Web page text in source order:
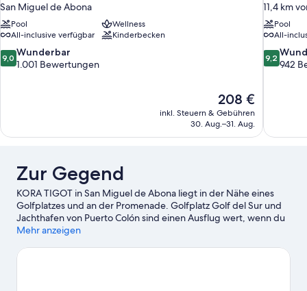
San Miguel de Abona
Pool
Wellness
All-inclusive verfügbar
Kinderbecken
9.0
von
9,0 Wunderbar
1.001 Bewertungen
Der
Preis
beträgt
208 €
inkl. Steuern & Gebühren
30. Aug.–31. Aug.
11,4 km
Pool
All-
9.2
von
9,2
942
Zur Gegend
KORA TIGOT in San Miguel de Abona liegt in der Nähe eines
Golfplatzes und an der Promenade. Golfplatz Golf del Sur und
Jachthafen von Puerto Colón sind einen Ausflug wert, wenn du
etwas Aufregendes erleben möchtest. Wer lieber die Natur der
Teneriffa Strände und Playa Las Vistas (Strand). Du möchtest
Mehr anzeigen